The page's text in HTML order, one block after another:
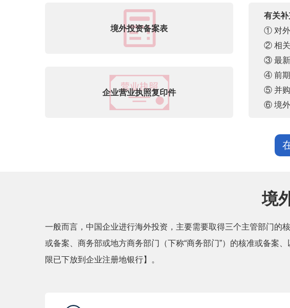
境外投资备案表
企业营业执照复印件
有关
① 对外
② 相关
③ 最新
④ 前期
⑤ 并购
⑥ 境外
境
一般而言，中国企业进行海外投资，主要需要取得三个主管部门的
或备案、商务部或地方商务部门（下称“商务部门”）的核准或备案
限已下放到企业注册地银行】。